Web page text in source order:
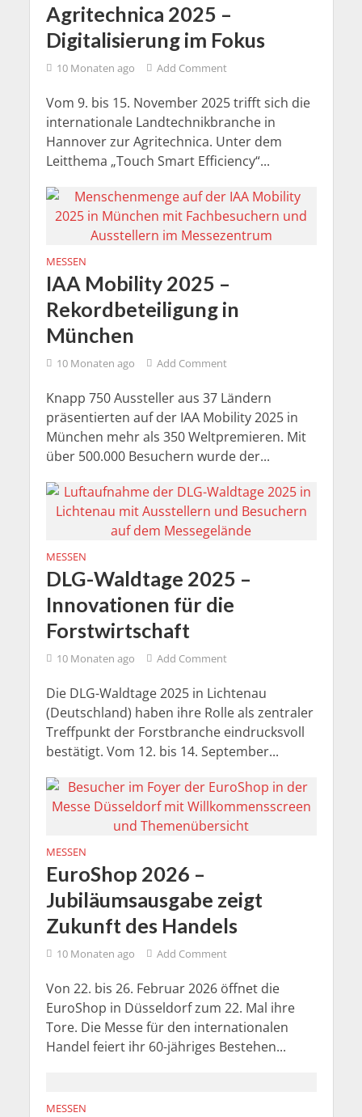
Agritechnica 2025 –
Digitalisierung im Fokus
10 Monaten ago Add Comment
Vom 9. bis 15. November 2025 trifft sich die
internationale Landtechnikbranche in
Hannover zur Agritechnica. Unter dem
Leitthema „Touch Smart Efficiency“...
MESSEN
IAA Mobility 2025 –
Rekordbeteiligung in
München
10 Monaten ago Add Comment
Knapp 750 Aussteller aus 37 Ländern
präsentierten auf der IAA Mobility 2025 in
München mehr als 350 Weltpremieren. Mit
über 500.000 Besuchern wurde der...
MESSEN
DLG-Waldtage 2025 –
Innovationen für die
Forstwirtschaft
10 Monaten ago Add Comment
Die DLG-Waldtage 2025 in Lichtenau
(Deutschland) haben ihre Rolle als zentraler
Treffpunkt der Forstbranche eindrucksvoll
bestätigt. Vom 12. bis 14. September...
MESSEN
EuroShop 2026 –
Jubiläumsausgabe zeigt
Zukunft des Handels
10 Monaten ago Add Comment
Von 22. bis 26. Februar 2026 öffnet die
EuroShop in Düsseldorf zum 22. Mal ihre
Tore. Die Messe für den internationalen
Handel feiert ihr 60-jähriges Bestehen...
MESSEN